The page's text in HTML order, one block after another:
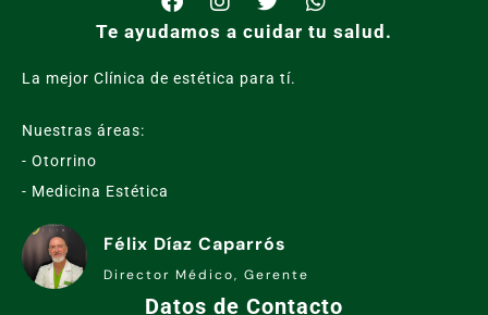
Te ayudamos a cuidar tu salud.
La mejor Clínica de estética para tí.
Nuestras áreas:
- Otorrino
- Medicina Estética
Félix Díaz Caparrós
Director Médico, Gerente
Datos de Contacto